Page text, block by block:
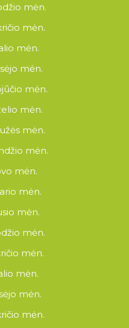
mėn.
mėn.
mėn.
mėn.
mėn.
mėn.
mėn.
mėn.
mėn.
mėn.
mėn.
mėn.
mėn.
mėn.
mėn.
mėn.